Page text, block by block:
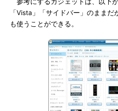
「Vista」「サイドバー」のまま
も使うことができる。